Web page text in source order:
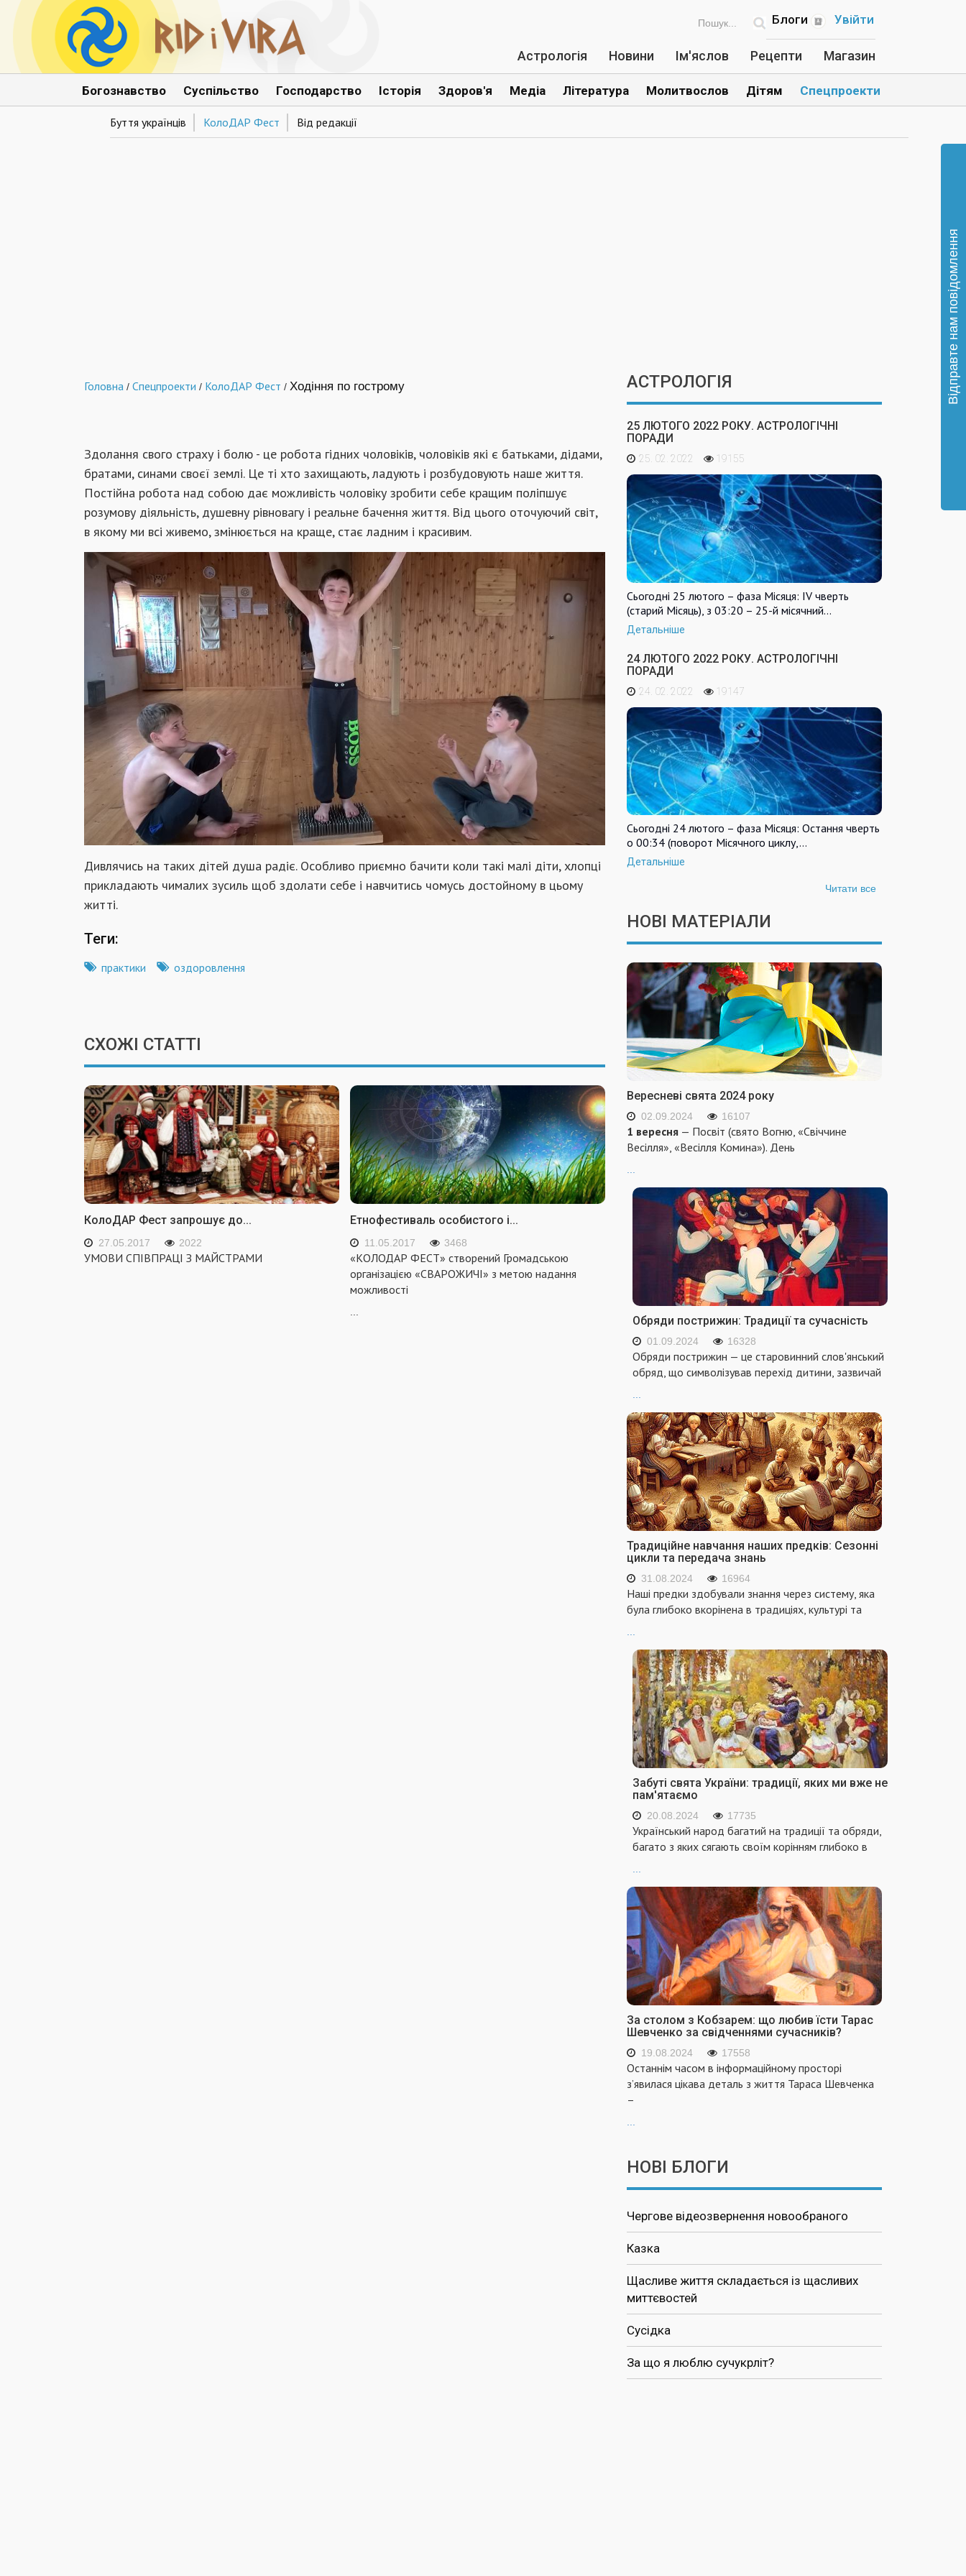
Увійти
Блоги
Астрологія Новини Ім'яслов Рецепти Магазин
Богознавство Суспільство Господарство Історія Здоров'я Медіа Література Молитвослов Дітям Спецпроекти
Буття українців КолоДАР Фест Від редакції
Головна / Спецпроекти / КолоДАР Фест / Ходіння по гострому
Ходіння по гострому
Автор:Світовид Бургун
21.05.2017
1951
Здолання свого страху і болю - це робота гідних чоловіків, чоловіків які є батьками, дідами,
братами, синами своєї землі. Це ті хто захищають, ладують і розбудовують наше життя.
Постійна робота над собою дає можливість чоловіку зробити себе кращим поліпшує
розумову діяльність, душевну рівновагу і реальне бачення життя. Від цього оточуючий світ,
в якому ми всі живемо, змінюється на краще, стає ладним і красивим.
Дивлячись на таких дітей душа радіє. Особливо приємно бачити коли такі малі діти, хлопці
прикладають чималих зусиль щоб здолати себе і навчитись чомусь достойному в цьому
житті.
Теги:
практики оздоровлення
СХОЖІ СТАТТІ
КолоДАР Фест запрошує до...
27.05.2017 2022
УМОВИ СПІВПРАЦІ З МАЙСТРАМИ
Етнофестиваль особистого і...
11.05.2017 3468
«КОЛОДАР ФЕСТ» створений Громадською
організацією «СВАРОЖИЧІ» з метою надання
можливості
...
АСТРОЛОГІЯ
25 ЛЮТОГО 2022 РОКУ. АСТРОЛОГІЧНІ
ПОРАДИ
25. 02. 2022 19155
Сьогодні 25 лютого – фаза Місяця: IV чверть
(старий Місяць), з 03:20 – 25-й місячний…
Детальніше
24 ЛЮТОГО 2022 РОКУ. АСТРОЛОГІЧНІ
ПОРАДИ
24. 02. 2022 19147
Сьогодні 24 лютого – фаза Місяця: Остання чверть
о 00:34 (поворот Місячного циклу,…
Детальніше
Читати все
НОВІ МАТЕРІАЛИ
Вересневі свята 2024 року
02.09.2024 16107
1 вересня — Посвіт (свято Вогню, «Свіччине
Весілля», «Весілля Комина»). День
...
Обряди пострижин: Традиції та сучасність
01.09.2024 16328
Обряди пострижин — це старовинний слов'янський
обряд, що символізував перехід дитини, зазвичай
...
Традиційне навчання наших предків: Сезонні
цикли та передача знань
31.08.2024 16964
Наші предки здобували знання через систему, яка
була глибоко вкорінена в традиціях, культурі та
...
Забуті свята України: традиції, яких ми вже не
пам'ятаємо
20.08.2024 17735
Український народ багатий на традиції та обряди,
багато з яких сягають своїм корінням глибоко в
...
За столом з Кобзарем: що любив їсти Тарас
Шевченко за свідченнями сучасників?
19.08.2024 17558
Останнім часом в інформаційному просторі
з’явилася цікава деталь з життя Тараса Шевченка
–
...
НОВІ БЛОГИ
Чергове відеозвернення новообраного
Казка
Щасливе життя складається із щасливих
миттєвостей
Сусідка
За що я люблю сучукрліт?
Відправте нам повідомлення